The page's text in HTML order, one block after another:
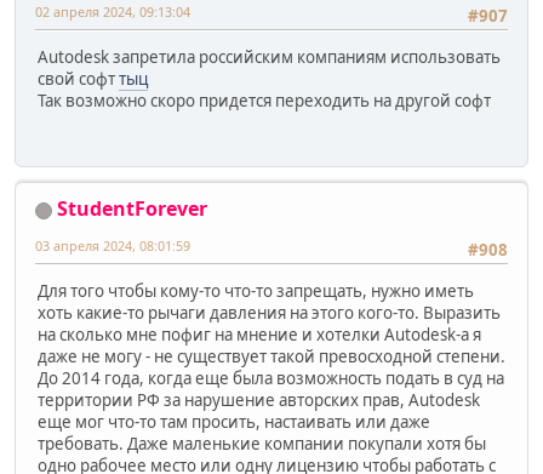
#907
02 апреля 2024, 09:13:04
Autodesk запретила российским компаниям использовать
свой софттыц
Так возможно скоро придется переходить на другой софт
StudentForever
#908
03 апреля 2024, 08:01:59
Для того чтобы кому-то что-то запрещать, нужно иметь
хоть какие-то рычаги давления на этого кого-то. Выразить
на сколько мне пофиг на мнение и хотелки Autodesk-a я
даже не могу - не существует такой превосходной степени.
До 2014 года, когда еще была возможность подать в суд на
территории РФ за нарушение авторских прав, Autodesk
еще мог что-то там просить, настаивать или даже
требовать. Даже маленькие компании покупали хотя бы
одно рабочее место или одну лицензию чтобы работать с